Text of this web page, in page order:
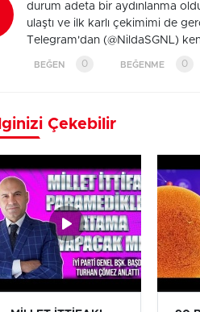
durum adeta bir aydınlanma
ulaştı ve ilk karlı çekimimi de
Telegram'dan (@NildaSGNL)
BEĞEN 0 BEĞENME 0
İlginizi Çekebilir